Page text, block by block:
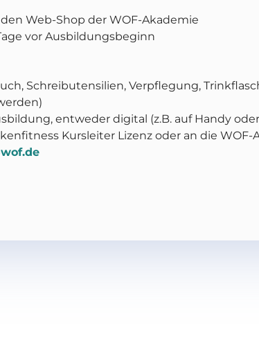
Web-Shop der WOF-Akademie
vor Ausbildungsbeginn
Schreibutensilien, Verpflegung,
entweder digital (z.B. auf Handy
Kursleiter Lizenz oder an die